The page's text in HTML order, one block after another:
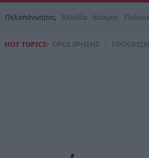
Πελοπόννησος Ελλάδα Κόσμος
HOT TOPICS: ΟΡΟΙ ΧΡΗΣΗΣ